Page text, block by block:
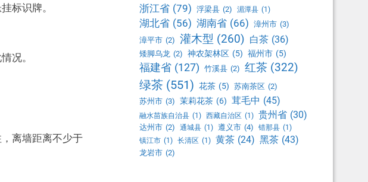
标识牌。
况。
离墙距离不少于
浙江省 (79) 浮梁县 (2) 湄潭县 (1)
湖北省 (56) 湖南省 (66) 漳州市 (3)
漳平市 (2) 灌木型 (260) 白茶 (36)
矮脚乌龙 (2) 神农架林区 (5) 福州市 (5)
福建省 (127) 竹溪县 (2) 红茶 (322)
绿茶 (551) 花茶 (5) 苏南茶区 (2)
苏州市 (3) 茉莉花茶 (6) 茸毛中 (45)
融水苗族自治县 (1) 西藏自治区 (1) 贵州省 (30)
达州市 (2) 通城县 (1) 遵义市 (4) 错那县 (1)
镇江市 (1) 长清区 (1) 黄茶 (24) 黑茶 (43)
龙岩市 (2)